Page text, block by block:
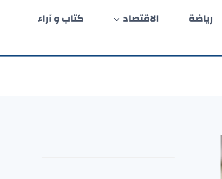
رياضة الاقتصاد
كتاب و آراء